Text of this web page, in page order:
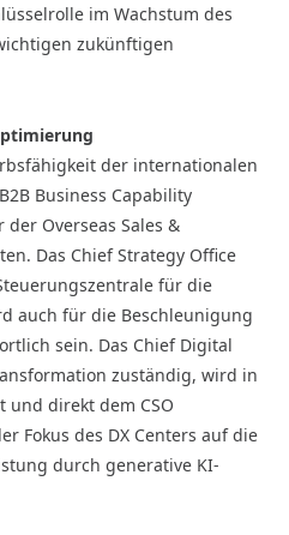
im Wachstum des
zukünftigen
der internationalen
Business Capability
Overseas Sales &
Das Chief Strategy Office
für die
auch für die Beschleunigung
sein. Das Chief Digital
zuständig, wird in
und direkt dem CSO
Fokus des DX Centers auf die
durch generative KI-